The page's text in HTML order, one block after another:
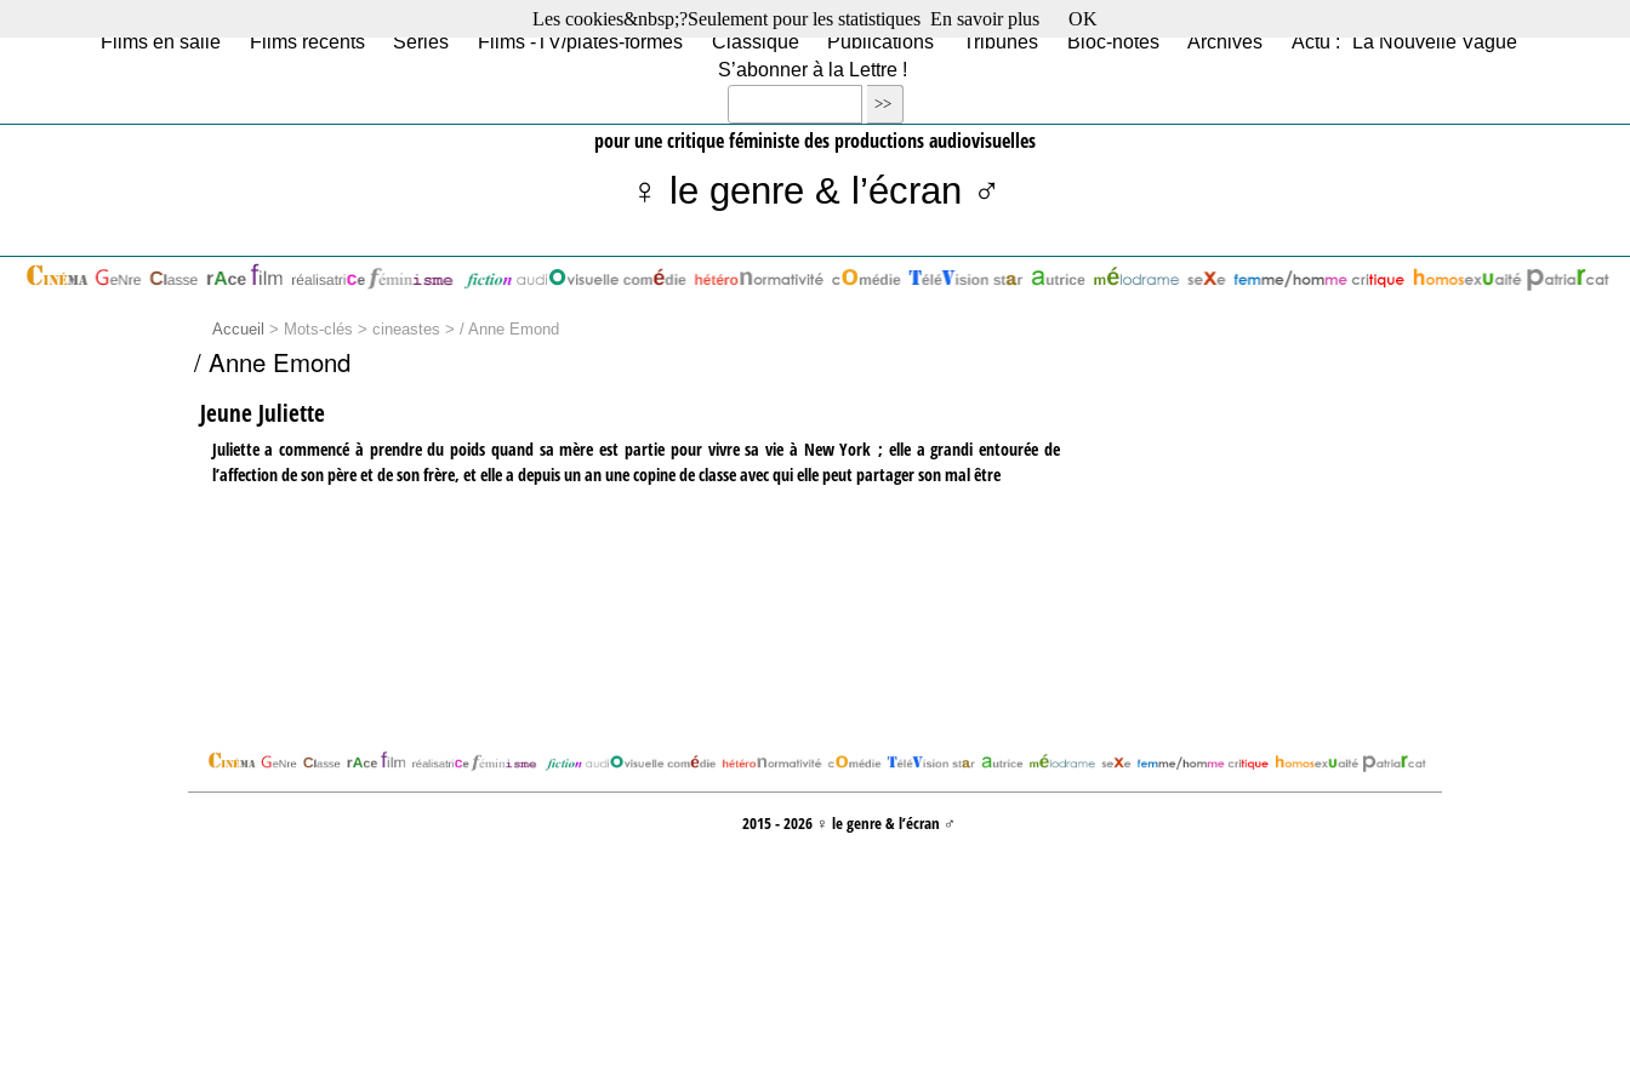
Films en salle Films récents Séries Films -TV/plates-formes Classique Publications Tribunes Bloc-notes Archives
Actu : "La Nouvelle Vague"
S’abonner à la Lettre !
pour une critique féministe des productions audiovisuelles
♀ le genre & l’écran ♂
Accueil > Mots-clés > cineastes > / Anne Emond
/ Anne Emond
Jeune Juliette
Juliette a commencé à prendre du poids quand sa mère est partie pour vivre sa vie à New York ; elle a grandi entourée de
l’affection de son père et de son frère, et elle a depuis un an une copine de classe avec qui elle peut partager son mal être
2015 - 2026 ♀ le genre & l’écran ♂
Les cookies&nbsp;?Seulement pour les statistiques En savoir plus OK